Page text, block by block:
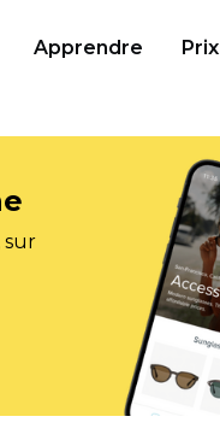
Apprendre Prix
sur